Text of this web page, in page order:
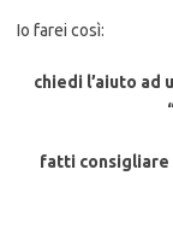
Io farei così:
chiedi l’aiuto ad
fatti consigliare